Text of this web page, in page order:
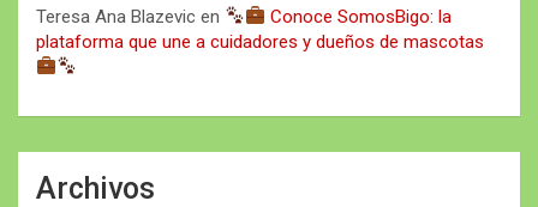
Teresa Ana Blazevic en
Conoce SomosBigo: la
plataforma que une a cuidadores y dueños de mascotas
Archivos